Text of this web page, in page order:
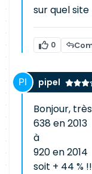
sur quel
0
pipel
Bonjour,
638 en 2013
à
920 en 2014
soit + 44 % !!